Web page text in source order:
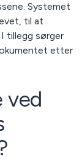
Systemet
til at
tillegg sørger
etter
ved